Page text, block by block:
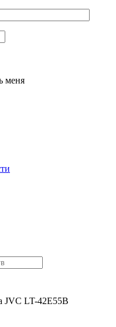
меня
JVC LT-42E55B